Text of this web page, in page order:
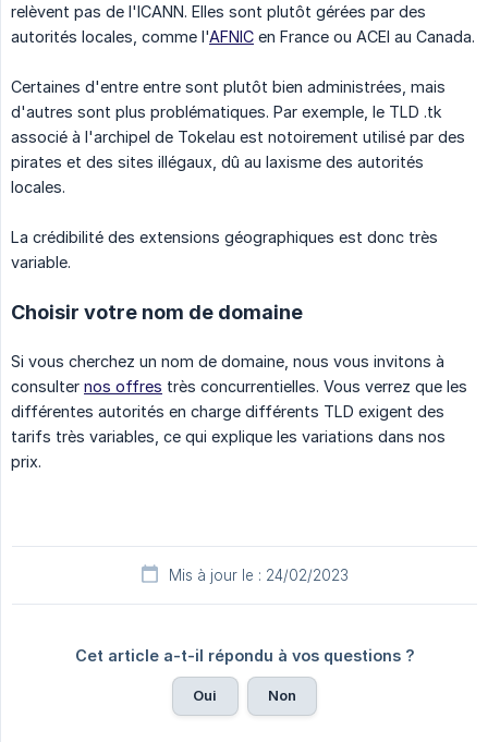
relèvent pas de l'ICANN. Elles sont plutôt gérées par des
autorités locales, comme l'AFNIC en France ou ACEI au Canada.
Certaines d'entre entre sont plutôt bien administrées, mais
d'autres sont plus problématiques. Par exemple, le TLD .tk
associé à l'archipel de Tokelau est notoirement utilisé par des
pirates et des sites illégaux, dû au laxisme des autorités
locales.
La crédibilité des extensions géographiques est donc très
variable.
Choisir votre nom de domaine
Si vous cherchez un nom de domaine, nous vous invitons à
consulter nos offres très concurrentielles. Vous verrez que les
différentes autorités en charge différents TLD exigent des
tarifs très variables, ce qui explique les variations dans nos
prix.
Mis à jour le : 24/02/2023
Cet article a-t-il répondu à vos questions ?
Oui Non